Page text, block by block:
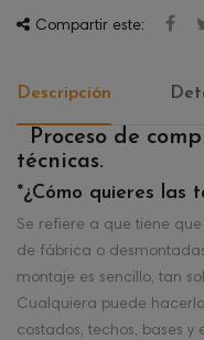
Compartir este:
Descripción
Proceso de
técnicas.
*¿Cómo quieres las
Se refiere a que tiene
de fábrica o
montaje es sencillo, tan
Cualquiera puede
costados, techos, bases